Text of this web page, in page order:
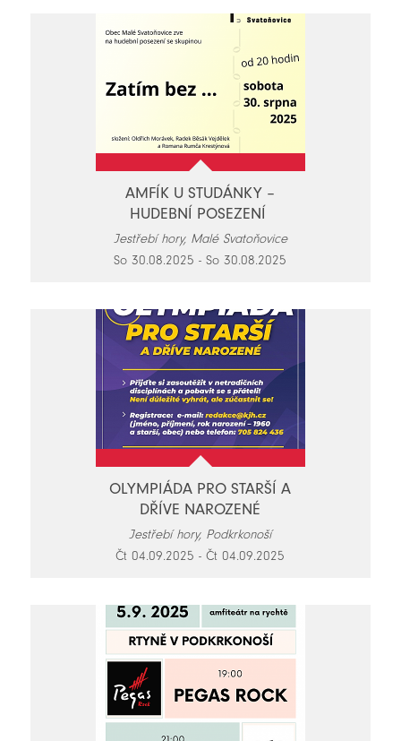
AMFÍK U STUDÁNKY –
HUDEBNÍ POSEZENÍ
Jestřebí hory, Malé Svatoňovice
So 30.08.2025 - So 30.08.2025
OLYMPIÁDA PRO STARŠÍ A
DŘÍVE NAROZENÉ
Jestřebí hory, Podkrkonoší
Čt 04.09.2025 - Čt 04.09.2025